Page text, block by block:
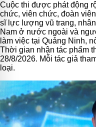
Cuộc thi được phát động
chức, viên chức, đoàn
sĩ lực lượng vũ trang,
Nam ở nước ngoài và
làm việc tại Quảng Ninh,
Thời gian nhận tác phẩm
28/8/2026. Mỗi tác giả
loại.